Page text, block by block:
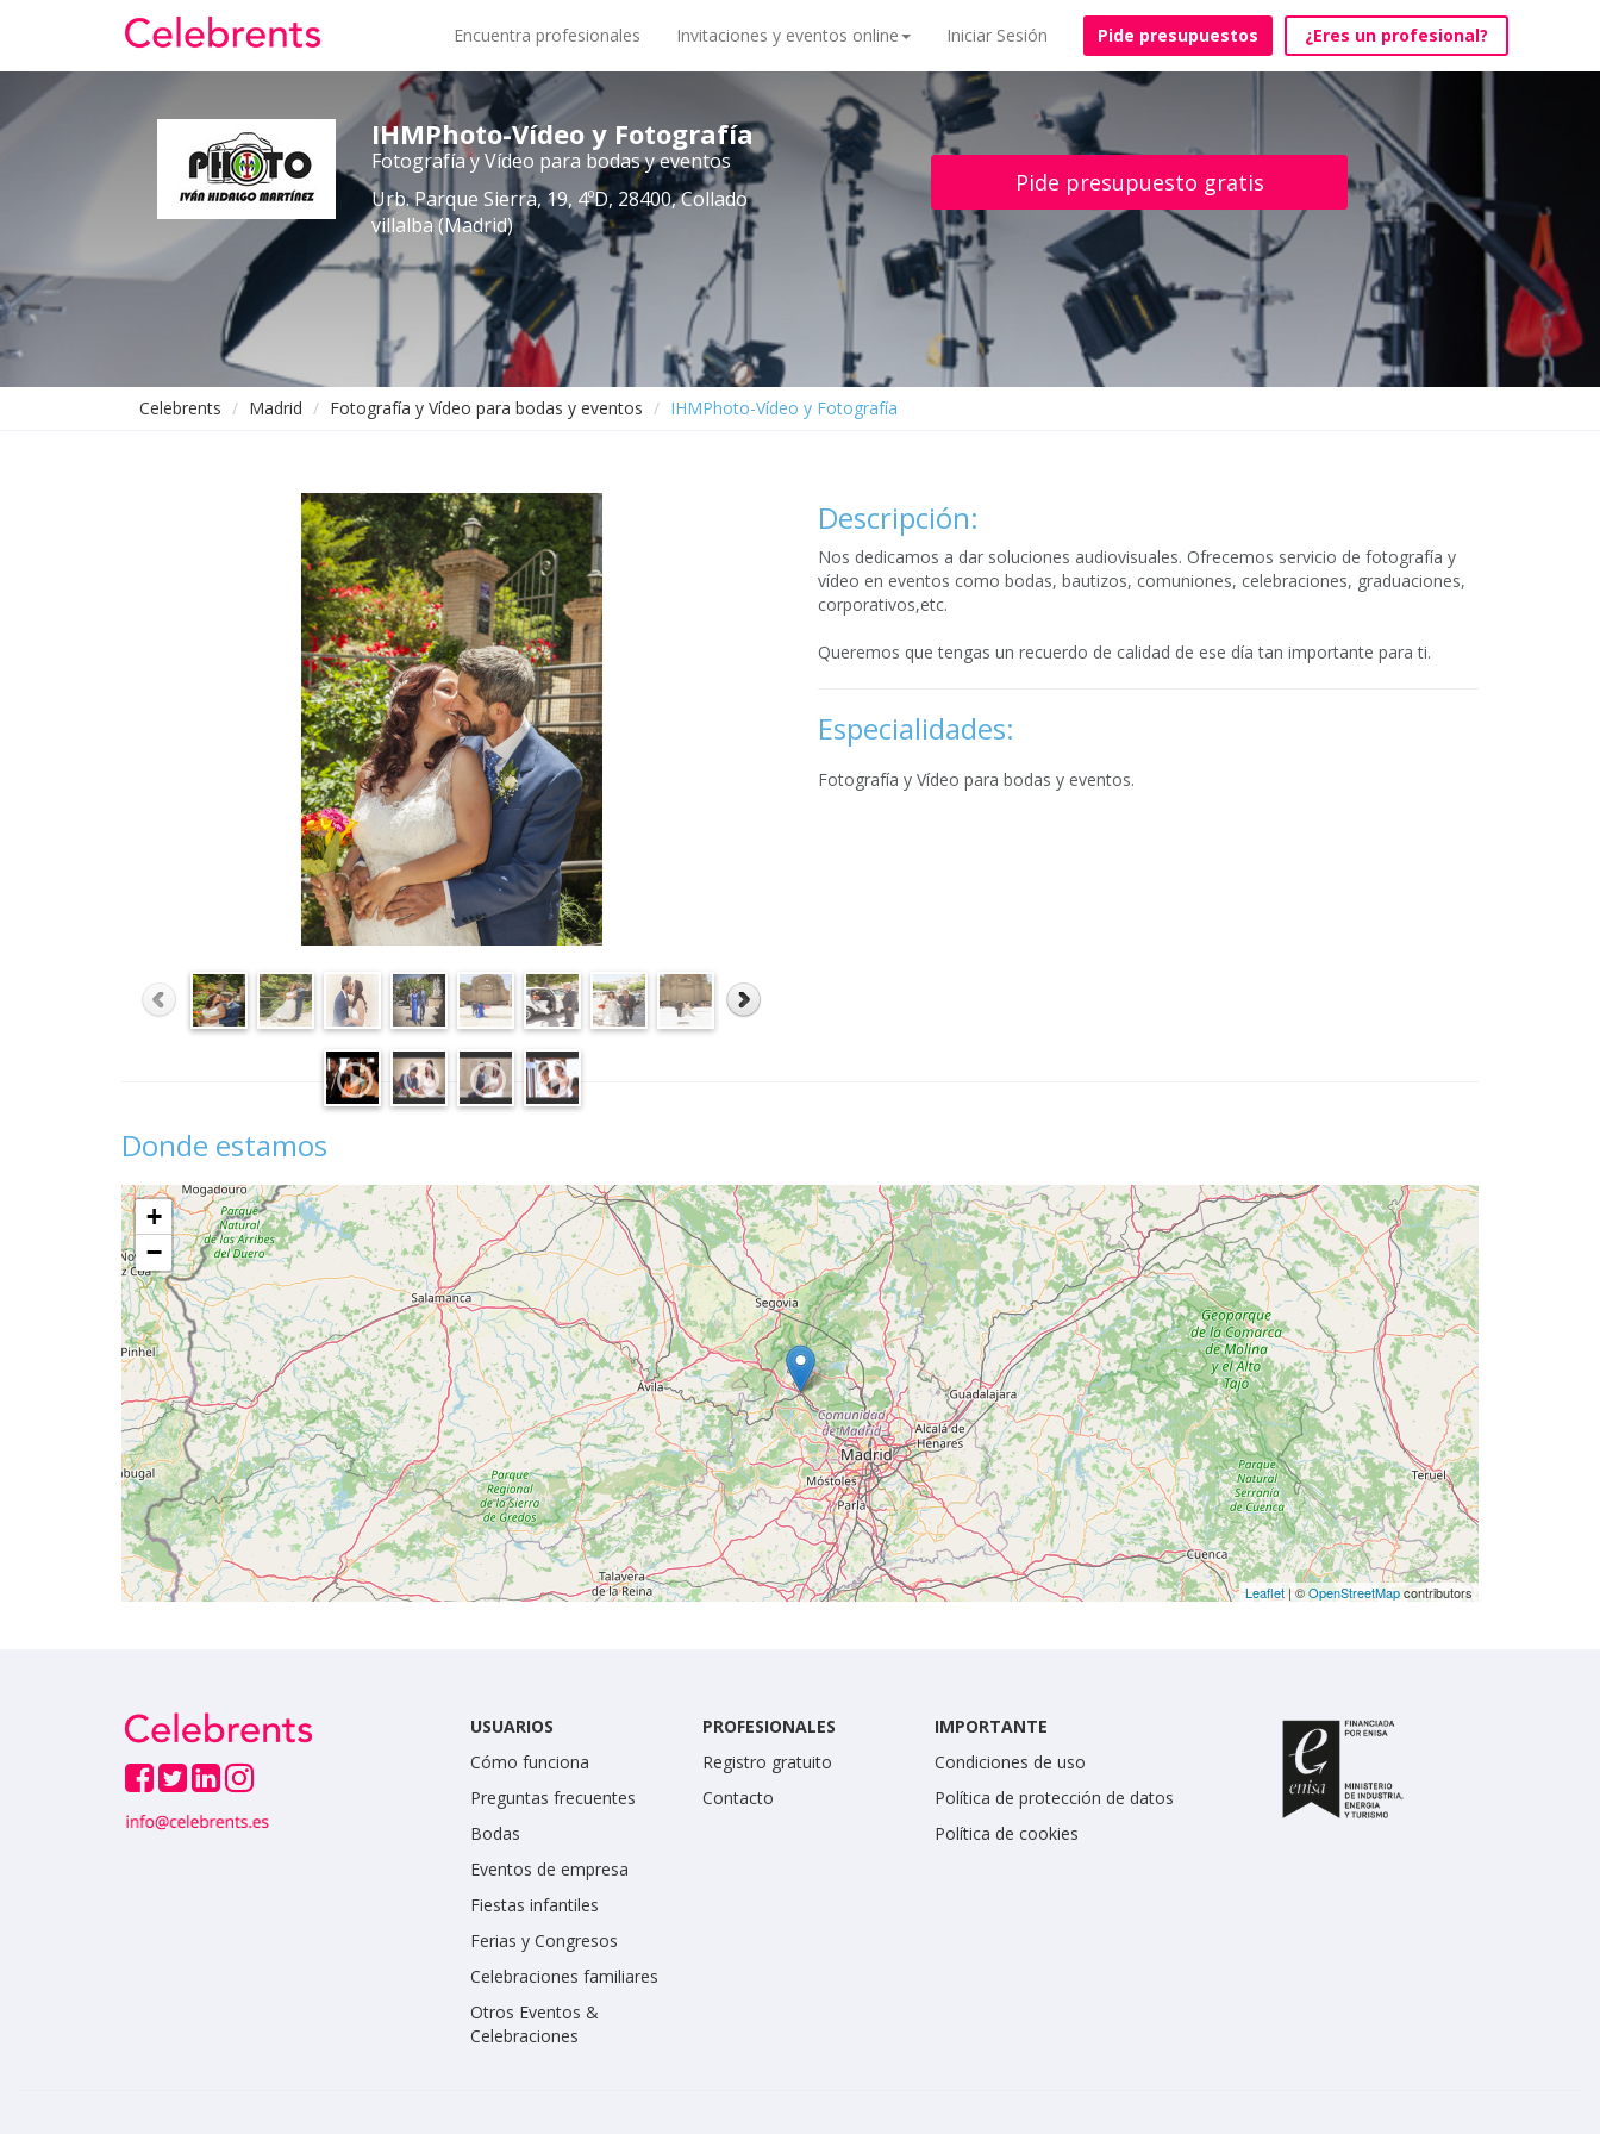
Encuentra profesionales Invitaciones y eventos online Iniciar Sesión Pide presupuestos ¿Eres un profesional?
IHMPhoto-Vídeo y Fotografía
Fotografía y Vídeo para bodas y eventos
Urb. Parque Sierra, 19, 4ºD, 28400, Collado
villalba (Madrid)
Pide presupuesto gratis
Celebrents Madrid Fotografía y Vídeo para bodas y eventos IHMPhoto-Vídeo y Fotografía
Descripción:
Nos dedicamos a dar soluciones audiovisuales. Ofrecemos servicio de fotografía y
vídeo en eventos como bodas, bautizos, comuniones, celebraciones, graduaciones,
corporativos,etc.
Queremos que tengas un recuerdo de calidad de ese día tan importante para ti.
Especialidades:
Fotografía y Vídeo para bodas y eventos.
Donde estamos
+
−
Leaflet| ©OpenStreetMapcontributors
USUARIOS
Cómo funciona
Preguntas frecuentes
Bodas
Eventos de empresa
Fiestas infantiles
Ferias y Congresos
Celebraciones familiares
Otros Eventos &
Celebraciones
PROFESIONALES
Registro gratuito
Contacto
IMPORTANTE
Condiciones de uso
Política de protección de datos
Política de cookies